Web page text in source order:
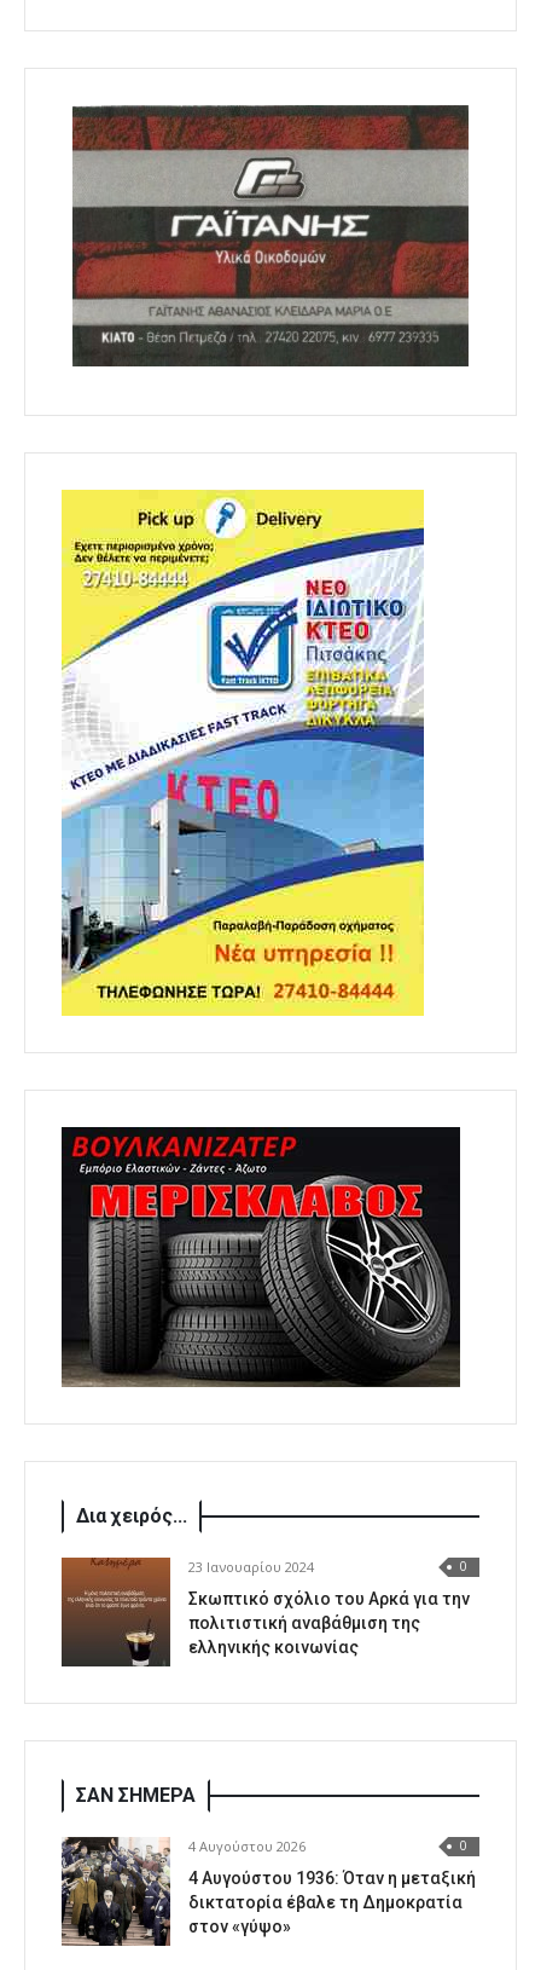
Δια χειρός...
23 Ιανουαρίου 2024 0
Σκωπτικό σχόλιο του Αρκά για την
πολιτιστική αναβάθμιση της
ελληνικής κοινωνίας
ΣΑΝ ΣΗΜΕΡΑ
4 Αυγούστου 2026 0
4 Αυγούστου 1936: Όταν η μεταξική
δικτατορία έβαλε τη Δημοκρατία
στον «γύψο»